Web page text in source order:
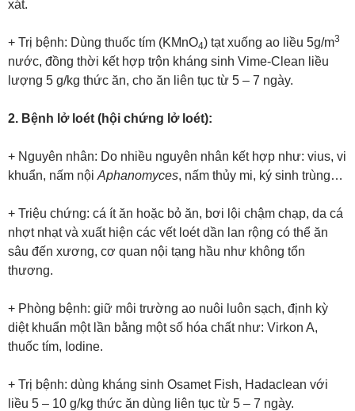
xát.
+ Trị bệnh: Dùng thuốc tím (KMnO4) tạt xuống ao liều 5g/m3
nước, đồng thời kết hợp trộn kháng sinh Vime-Clean liều
lượng 5 g/kg thức ăn, cho ăn liên tục từ 5 – 7 ngày.
2. Bệnh lở loét (hội chứng lở loét):
+ Nguyên nhân: Do nhiều nguyên nhân kết hợp như: vius, vi
khuẩn, nấm nội Aphanomyces, nấm thủy mi, ký sinh trùng…
+ Triệu chứng: cá ít ăn hoặc bỏ ăn, bơi lội chậm chạp, da cá
nhợt nhạt và xuất hiện các vết loét dần lan rộng có thể ăn
sâu đến xương, cơ quan nội tạng hầu như không tổn
thương.
+ Phòng bệnh: giữ môi trường ao nuôi luôn sạch, định kỳ
diệt khuẩn một lần bằng một số hóa chất như: Virkon A,
thuốc tím, Iodine.
+ Trị bệnh: dùng kháng sinh Osamet Fish, Hadaclean với
liều 5 – 10 g/kg thức ăn dùng liên tục từ 5 – 7 ngày.